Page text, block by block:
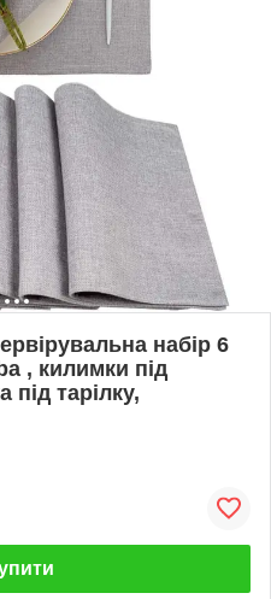
набір 6
, килимки під
під тарілку,